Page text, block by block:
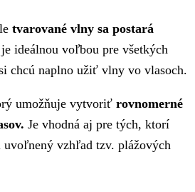
tvarované vlny sa postará
ideálnou voľbou pre všetkých
chcú naplno užiť vlny vo vlasoch.
umožňuje vytvoriť rovnomerné
Je vhodná aj pre tých, ktorí
uvoľnený vzhľad tzv. plážových